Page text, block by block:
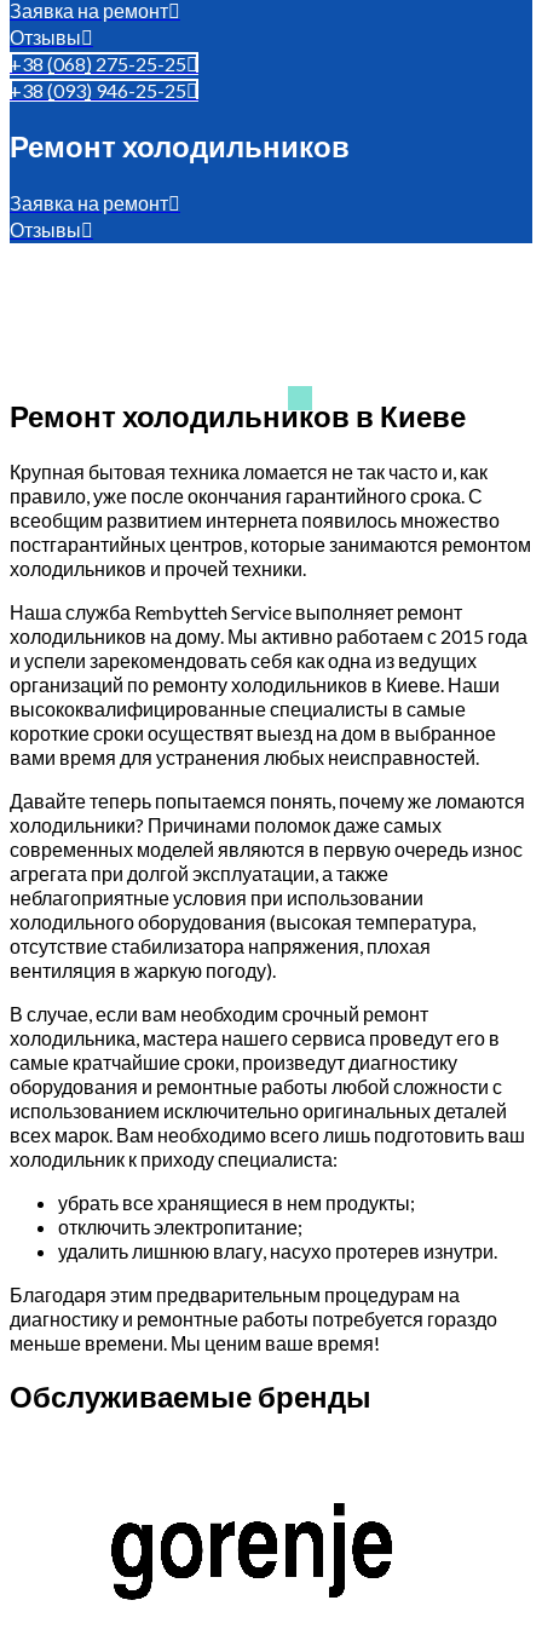
Заявка на ремонт
Отзывы
+38 (068) 275-25-25
+38 (093) 946-25-25
Ремонт холодильников
Заявка на ремонт
Отзывы
Ремонт холодильников в Киеве
Крупная бытовая техника ломается не так часто и, как
правило, уже после окончания гарантийного срока. С
всеобщим развитием интернета появилось множество
постгарантийных центров, которые занимаются ремонтом
холодильников и прочей техники.
Наша служба Rembytteh Service выполняет ремонт
холодильников на дому. Мы активно работаем с 2015 года
и успели зарекомендовать себя как одна из ведущих
организаций по ремонту холодильников в Киеве. Наши
высококвалифицированные специалисты в самые
короткие сроки осуществят выезд на дом в выбранное
вами время для устранения любых неисправностей.
Давайте теперь попытаемся понять, почему же ломаются
холодильники? Причинами поломок даже самых
современных моделей являются в первую очередь износ
агрегата при долгой эксплуатации, а также
неблагоприятные условия при использовании
холодильного оборудования (высокая температура,
отсутствие стабилизатора напряжения, плохая
вентиляция в жаркую погоду).
В случае, если вам необходим срочный ремонт
холодильника, мастера нашего сервиса проведут его в
самые кратчайшие сроки, произведут диагностику
оборудования и ремонтные работы любой сложности с
использованием исключительно оригинальных деталей
всех марок. Вам необходимо всего лишь подготовить ваш
холодильник к приходу специалиста:
убрать все хранящиеся в нем продукты;
отключить электропитание;
удалить лишнюю влагу, насухо протерев изнутри.
Благодаря этим предварительным процедурам на
диагностику и ремонтные работы потребуется гораздо
меньше времени. Мы ценим ваше время!
Обслуживаемые бренды